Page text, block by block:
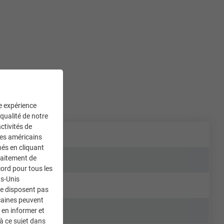
expérience
de notre
de
américains
en cliquant
de
pour tous les
Unis
disposent pas
peuvent
informer et
ce sujet dans